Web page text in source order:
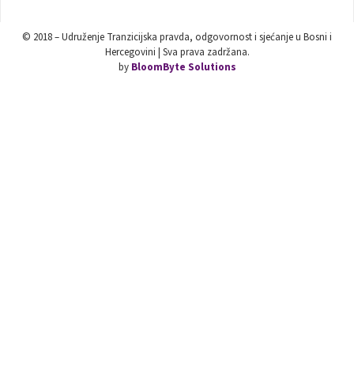
© 2018 – Udruženje Tranzicijska pravda, odgovornost i sjećanje u Bosni i
Hercegovini | Sva prava zadržana.
by BloomByte Solutions